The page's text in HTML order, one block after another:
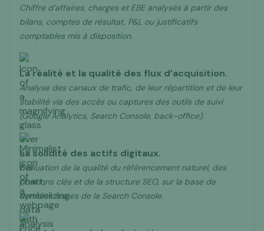
nous contacter juste ici
Chiffre d’affaires, charges et EBE analysés à partir des
bilans, comptes de résultat, P&L ou justificatifs
comptables mis à disposition.
La réalité et la qualité des flux d’acquisition.
Analyse des canaux de trafic, de leur répartition et de leur
stabilité via des accès ou captures des outils de suivi
(Google Analytics, Search Console, back-office).
La solidité des actifs digitaux.
Évaluation de la qualité du référencement naturel, des
positions clés et de la structure SEO, sur la base de
données issues de la Search Console.